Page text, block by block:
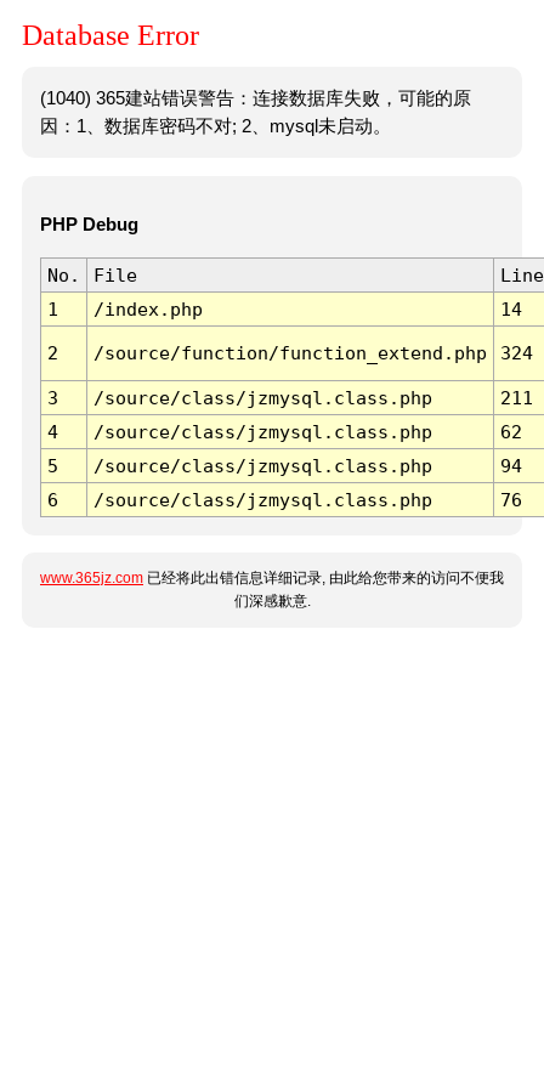
Database Error
(1040) 365建站错误警告：连接数据库失败，可能的原
因：1、数据库密码不对; 2、mysql未启动。
PHP Debug
No. File
Line
1
/index.php 14
2 /source/function/function_extend.php 324
3 /source/class/jzmysql.class.php
211
4
/source/class/jzmysql.class.php
62
5
/source/class/jzmysql.class.php
94
6
/source/class/jzmysql.class.php 76
www.365jz.com 已经将此出错信息详细记录, 由此给您带来的访问不便我
们深感歉意.